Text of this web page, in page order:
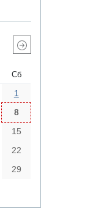
Сб
1
8
15
22
29